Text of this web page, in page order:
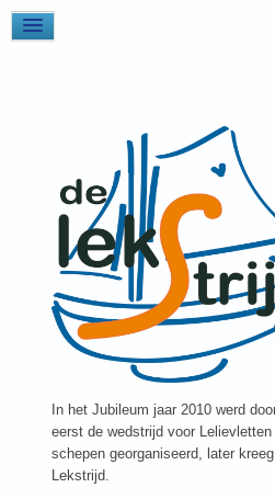
In het Jubileum jaar 2010 werd
eerst de wedstrijd voor
schepen georganiseerd, later
Lekstrijd.